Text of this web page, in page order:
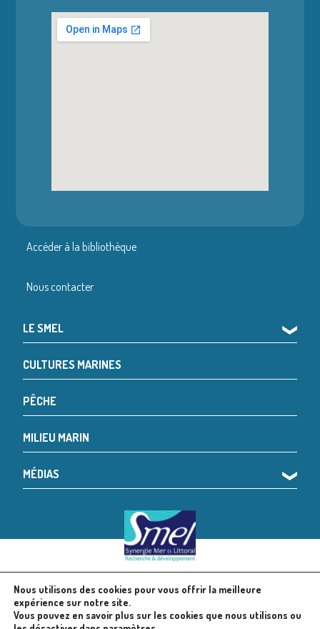
Accéder à la bibliothèque
Nous contacter
LE SMEL ❯
CULTURES MARINES
PÊCHE
MILIEU MARIN
MÉDIAS ❯
© 2024 SMEL Mentions légales
Nous utilisons des cookies pour vous offrir la meilleure
expérience sur notre site.
Vous pouvez en savoir plus sur les cookies que nous utilisons ou